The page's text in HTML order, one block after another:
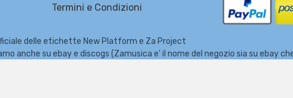
Termini e Condizioni
delle etichette New Platform e Za Project
anche su ebay e discogs (Zamusica e' il nome del negozio sia su ebay